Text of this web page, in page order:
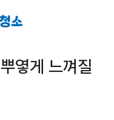
옇게 느껴질